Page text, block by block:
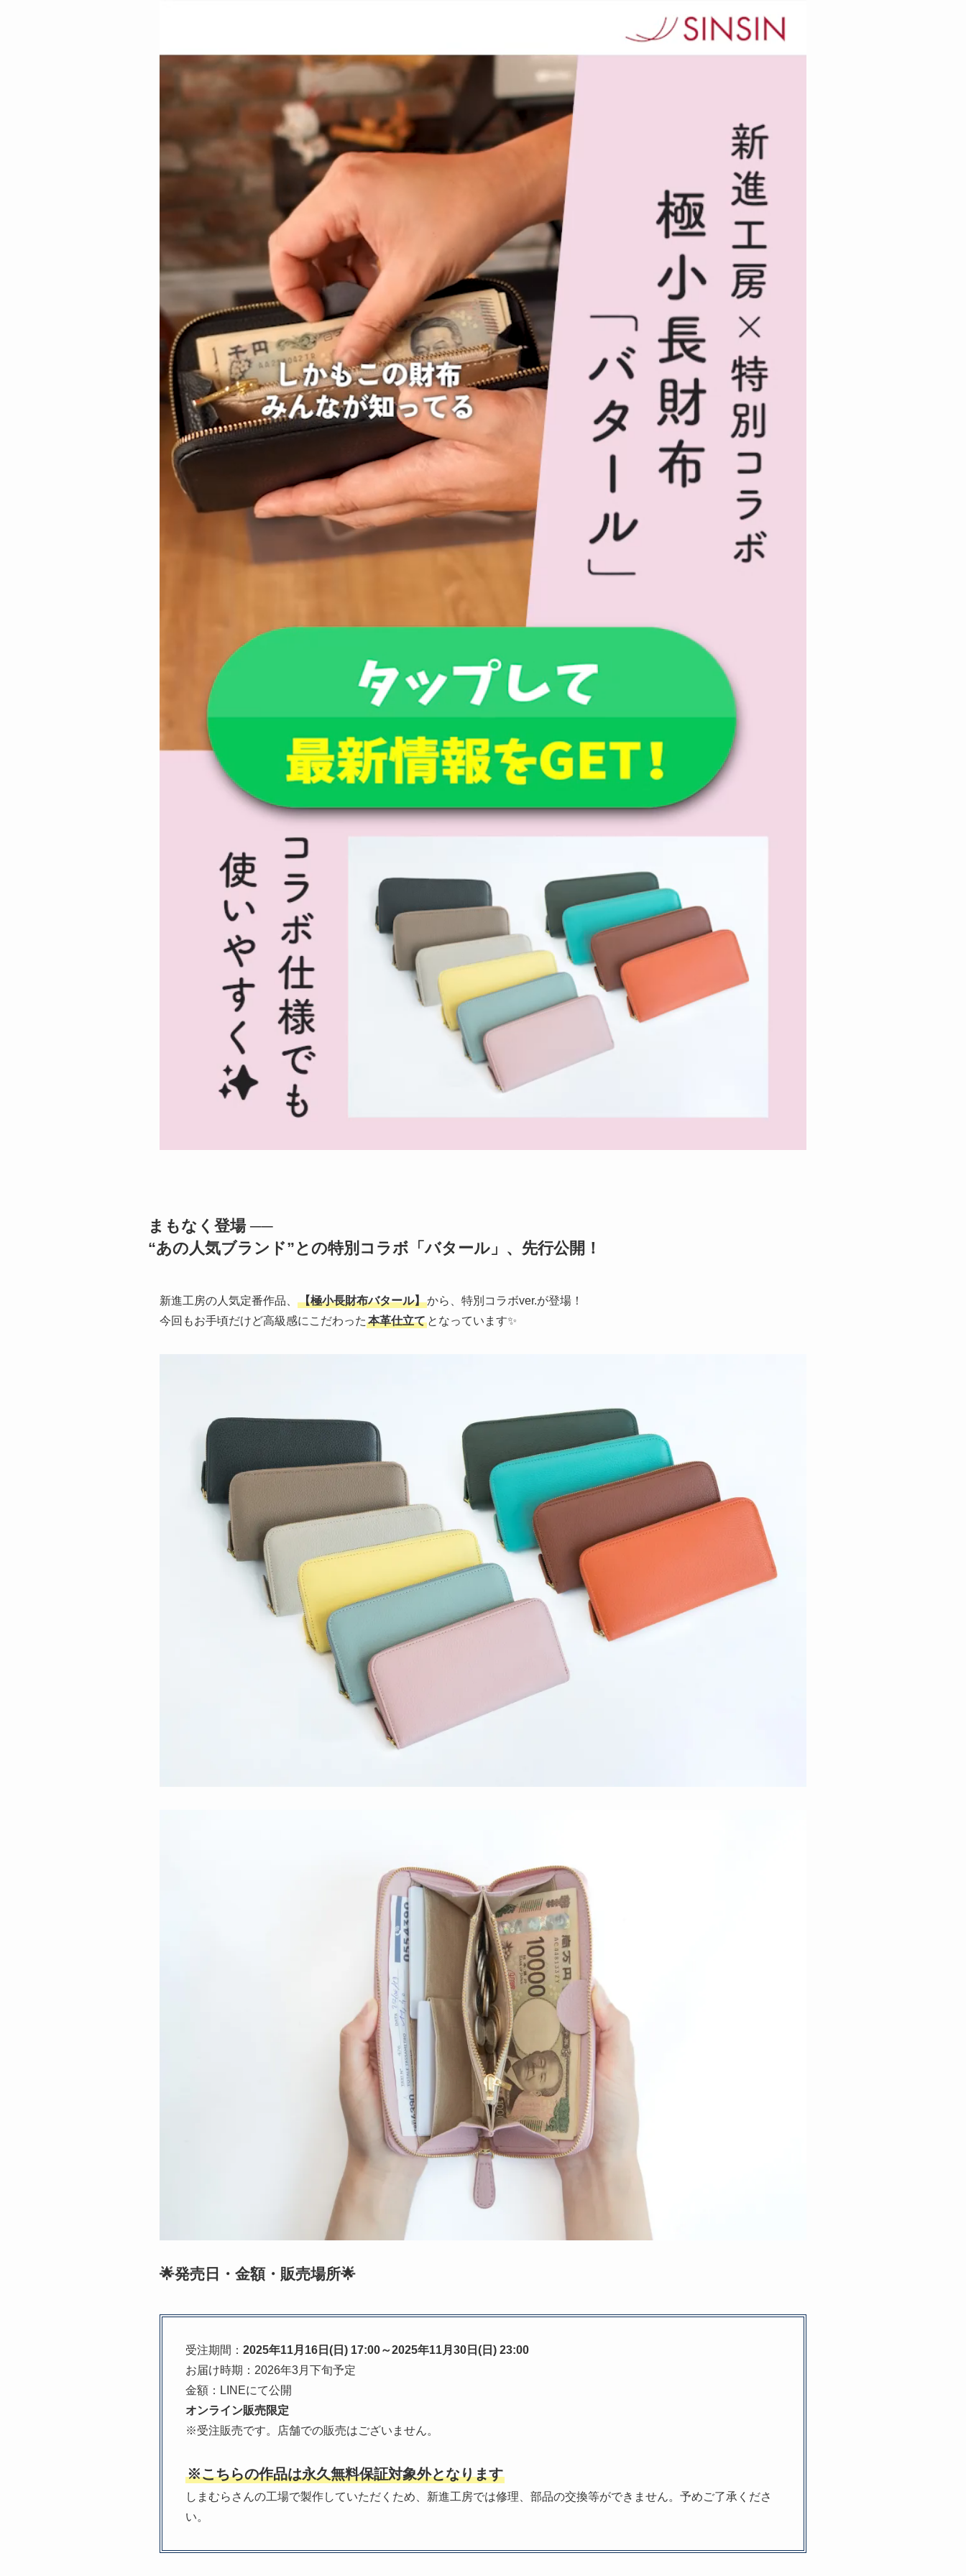
まもなく登場 ──
“あの人気ブランド”との特別コラボ「バタール」、先行公開！
新進工房の人気定番作品、 【極小長財布バタール】から、特別コラボver.が登場！
今回もお手頃だけど高級感にこだわった 本革仕立て となっています✨
🌟発売日・金額・販売場所🌟
受注期間： 2025年11月16日(日) 17:00～2025年11月30日(日) 23:00
お届け時期：2026年3月下旬予定
金額：LINEにて公開
オンライン販売限定
※受注販売です。店舗での販売はございません。
※こちらの作品は永久無料保証対象外となります
しまむらさんの工場で製作していただくため、新進工房では修理、部品の交換等ができません。予めご了承くださ
い。